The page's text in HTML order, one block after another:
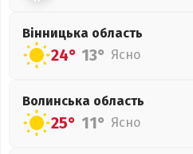
Вінницька область
24° 13° Ясно
Волинська область
25° 11° Ясно